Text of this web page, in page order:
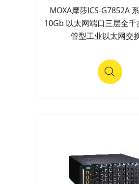
MOXA摩莎ICS-G7852A
10Gb 以太网端口三层全千
管型工业以太网交